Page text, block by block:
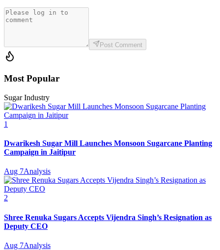
Post Comment
Most Popular
Sugar Industry
1
Dwarikesh Sugar Mill Launches Monsoon Sugarcane Planting
Campaign in Jaitipur
Aug 7Analysis
2
Shree Renuka Sugars Accepts Vijendra Singh’s Resignation as
Deputy CEO
Aug 7Analysis